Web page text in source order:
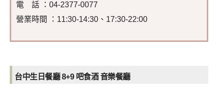
電 話 ：04-2377-0077
營業時間 ：11:30-14:30、17:30-22:00
台中生日餐廳 8+9 吧食酒 音樂餐廳